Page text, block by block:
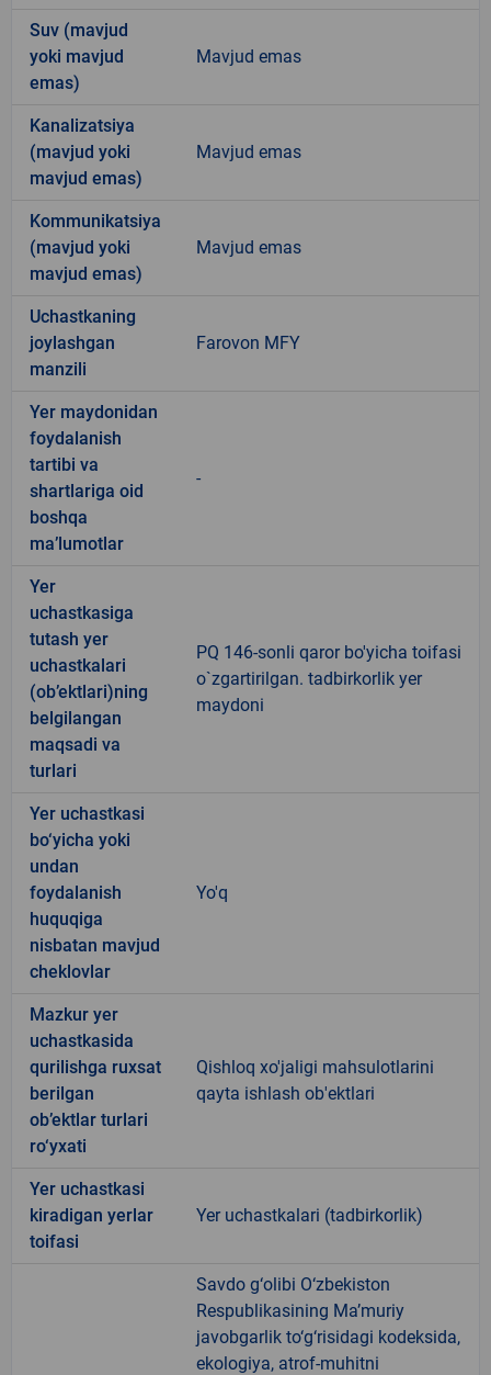
Suv (mavjud
yoki mavjud
emas)
Mavjud emas
Kanalizatsiya
(mavjud yoki
mavjud emas)
Mavjud emas
Kommunikatsiya
(mavjud yoki
mavjud emas)
Mavjud emas
Uchastkaning
joylashgan
manzili
Farovon MFY
Yer maydonidan
foydalanish
tartibi va
shartlariga oid
boshqa
ma’lumotlar
-
Yer
uchastkasiga
tutash yer
uchastkalari
(ob’ektlari)ning
belgilangan
maqsadi va
turlari
PQ 146-sonli qaror bo'yicha toifasi
o`zgartirilgan. tadbirkorlik yer
maydoni
Yer uchastkasi
bo‘yicha yoki
undan
foydalanish
huquqiga
nisbatan mavjud
cheklovlar
Yo'q
Mazkur yer
uchastkasida
qurilishga ruxsat
berilgan
ob’ektlar turlari
ro‘yxati
Qishloq xo'jaligi mahsulotlarini
qayta ishlash ob'ektlari
Yer uchastkasi
kiradigan yerlar
toifasi
Yer uchastkalari (tadbirkorlik)
Savdo g‘olibi O‘zbekiston
Respublikasining Ma’muriy
javobgarlik to‘g‘risidagi kodeksida,
ekologiya, atrof-muhitni